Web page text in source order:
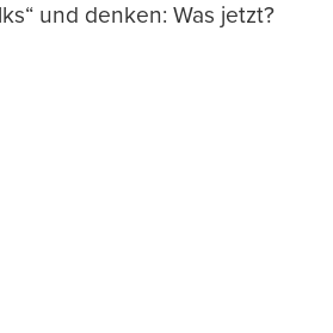
und denken: Was jetzt?